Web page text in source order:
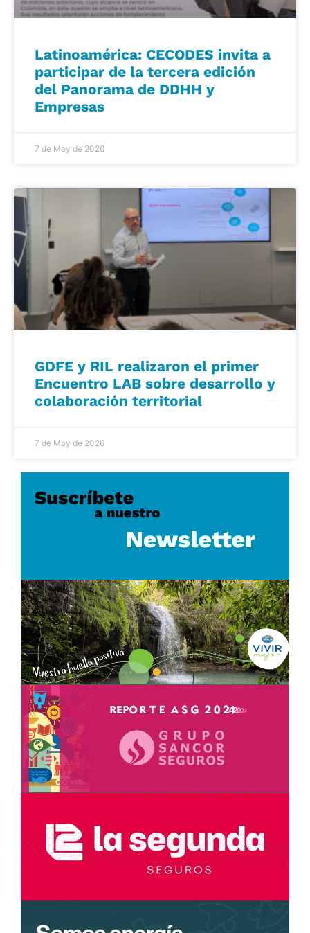
Latinoamérica: CECODES invita a
participar de la tercera edición
del Panorama de DDHH y
Empresas
7 de May de 2026
GDFE y RIL realizaron el primer
Encuentro LAB sobre desarrollo y
colaboración territorial
7 de May de 2026